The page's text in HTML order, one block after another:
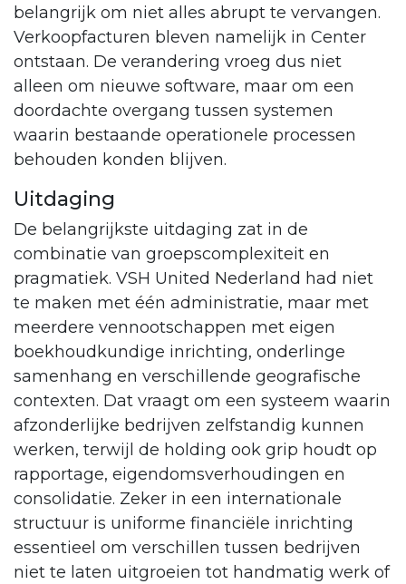
belangrijk om niet alles abrupt te vervangen.
Verkoopfacturen bleven namelijk in Center
ontstaan. De verandering vroeg dus niet
alleen om nieuwe software, maar om een
doordachte overgang tussen systemen
waarin bestaande operationele processen
behouden konden blijven.
Uitdaging
De belangrijkste uitdaging zat in de
combinatie van groepscomplexiteit en
pragmatiek. VSH United Nederland had niet
te maken met één administratie, maar met
meerdere vennootschappen met eigen
boekhoudkundige inrichting, onderlinge
samenhang en verschillende geografische
contexten. Dat vraagt om een systeem waarin
afzonderlijke bedrijven zelfstandig kunnen
werken, terwijl de holding ook grip houdt op
rapportage, eigendomsverhoudingen en
consolidatie. Zeker in een internationale
structuur is uniforme financiële inrichting
essentieel om verschillen tussen bedrijven
niet te laten uitgroeien tot handmatig werk of